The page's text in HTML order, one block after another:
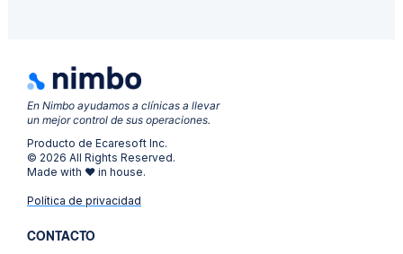
En Nimbo ayudamos a clínicas a llevar
un mejor control de sus operaciones.
Producto de Ecaresoft Inc.
© 2026 All Rights Reserved.
Made with ❤ in house.
Política de privacidad
CONTACTO